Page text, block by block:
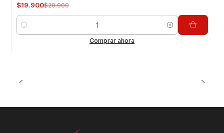
$19.900$29.900
Cantidad
Comprar ahora